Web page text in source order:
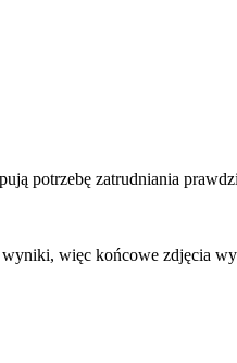
potrzebę zatrudniania
więc końcowe zdjęcia